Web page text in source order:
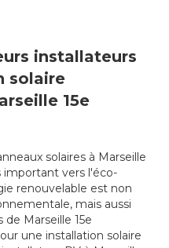
installateurs
solaire
15e
solaires à Marseille
important vers l'éco-
renouvelable est non
mais aussi
Marseille 15e
une installation solaire